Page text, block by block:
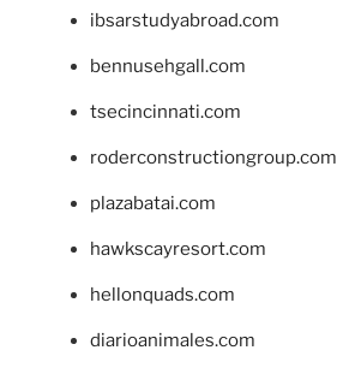
ibsarstudyabroad.com
bennusehgall.com
tsecincinnati.com
roderconstructiongroup.com
plazabatai.com
hawkscayresort.com
hellonquads.com
diarioanimales.com